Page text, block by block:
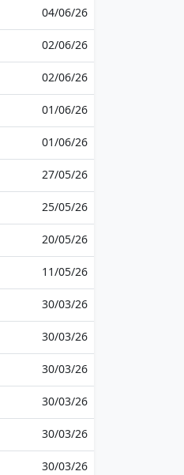
04/06/26
02/06/26
02/06/26
01/06/26
01/06/26
27/05/26
25/05/26
20/05/26
11/05/26
30/03/26
30/03/26
30/03/26
30/03/26
30/03/26
30/03/26